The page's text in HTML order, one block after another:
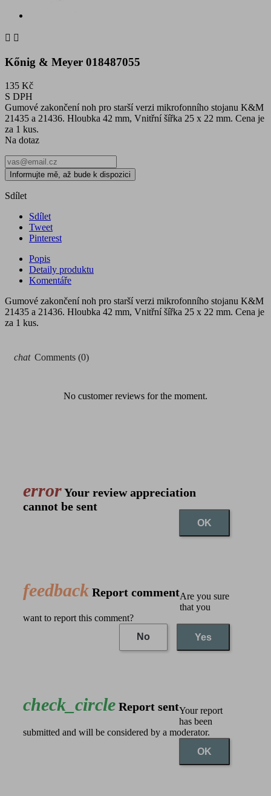
 
Kőnig & Meyer 018487055
135 Kč
S DPH
Gumové zakončení noh pro starší verzi mikrofonního stojanu K&M
21435 a 21436. Hloubka 42 mm, Vnitřní šířka 25 x 22 mm. Cena je
za 1 kus.
Na dotaz
Informujte mě, až bude k dispozici
Sdílet
Sdílet
Tweet
Pinterest
Popis
Detaily produktu
Komentáře
Gumové zakončení noh pro starší verzi mikrofonního stojanu K&M
21435 a 21436. Hloubka 42 mm, Vnitřní šířka 25 x 22 mm. Cena je
za 1 kus.
chat Comments (0)
No customer reviews for the moment.
errorYour review appreciation
cannot be sent
OK
feedback Report commentAre you sure
that you
want to report this comment?
No
Yes
check_circle Report sentYour report
has been
submitted and will be considered by a moderator.
OK